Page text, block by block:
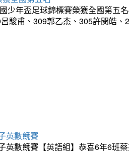
少年盃足球錦標賽榮獲全國第五
駿甫、309郭乙杰、305許閔皓
英數競賽
英數競賽【英語組】恭喜6年6班